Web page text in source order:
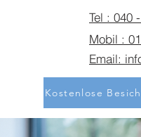
Tel : 040
Mobil :
Email:
Kostenlose